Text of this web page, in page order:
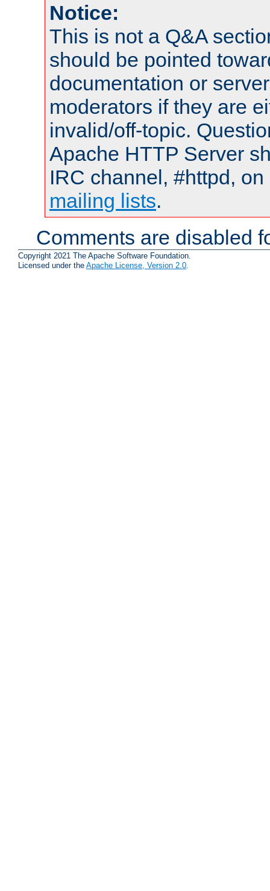
Notice:
This is not a Q&A
should be pointed
documentation or
moderators if they are
invalid/off-topic.
Apache HTTP Server
IRC channel, #httpd,
mailing lists.
Comments are disabled
Copyright 2021 The Apache Software Foundation.
Licensed under the Apache License, Version 2.0.